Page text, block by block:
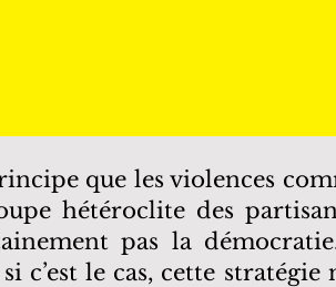
que les violences
hétéroclite des
pas la
c’est le cas, cette